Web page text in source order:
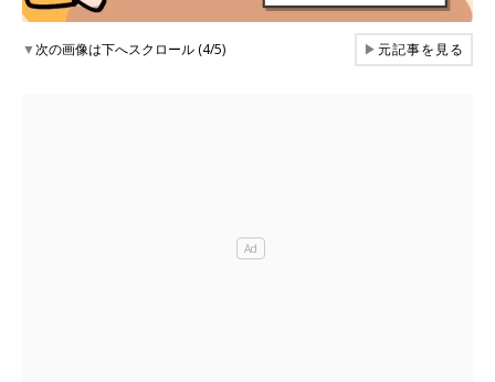
▼次の画像は下へスクロール (4/5) ▶元記事を見る